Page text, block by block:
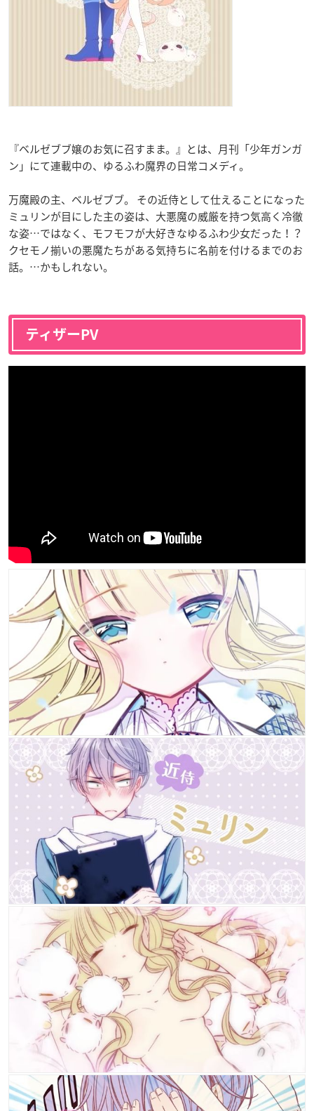
『ベルゼブブ嬢のお気に召すまま。』とは、月刊「少年ガンガ
ン」にて連載中の、ゆるふわ魔界の日常コメディ。
万魔殿の主、ベルゼブブ。 その近侍として仕えることになった
ミュリンが目にした主の姿は、大悪魔の威厳を持つ気高く冷徹
な姿…ではなく、モフモフが大好きなゆるふわ少女だった！？
クセモノ揃いの悪魔たちがある気持ちに名前を付けるまでのお
話。…かもしれない。
ティザーPV